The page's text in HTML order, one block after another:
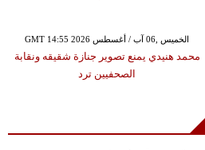
GMT 14:55 2026 الخميس ,06 آب / أغسطس
محمد هنيدي يمنع تصوير جنازة شقيقه ونقابة
الصحفيين ترد